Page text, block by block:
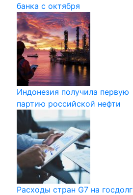
банка с октября
Индонезия получила первую
партию российской нефти
Расходы стран G7 на госдолг